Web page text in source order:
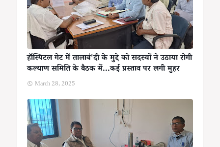
हॉस्पिटल गेट में तालाबं'दी के मुद्दे को सदस्यों ने उठाया रोगी
कल्याण समिति के बैठक में...कई प्रस्ताव पर लगी मुहर
March 28, 2025